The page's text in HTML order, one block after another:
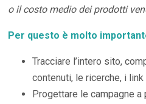
o il costo medio dei prodotti
Per questo è molto
Tracciare l’intero sito,
contenuti, le ricerche, i link
Progettare le campagne